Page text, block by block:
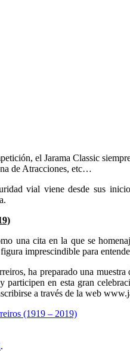
el Jarama Classic
de Atracciones, etc…
vial viene desde sus
una cita en la que se
imprescindible para
ha preparado una
participen en esta gran
a través de la web
(1919 – 2019)
.